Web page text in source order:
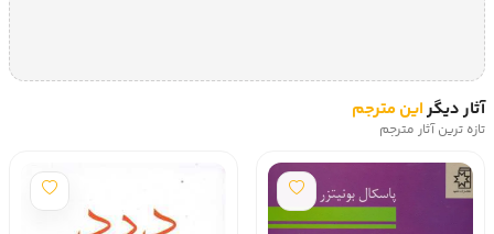
آثار دیگراین مترجم
تازه ترین آثار مترجم